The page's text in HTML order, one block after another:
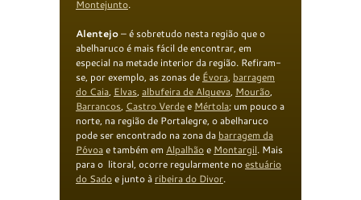
Montejunto.
Alentejo– é sobretudo nesta região que o
abelharuco é mais fácil de encontrar, em
especial na metade interior da região. Refiram-
se, por exemplo, as zonas de Évora, barragem
do Caia, Elvas, albufeira de Alqueva, Mourão,
Barrancos, Castro Verdee Mértola; um pouco a
norte, na região de Portalegre, o abelharuco
pode ser encontrado na zona da barragem da
Póvoae também em Alpalhãoe Montargil. Mais
para o litoral, ocorre regularmente noestuário
do Sadoe junto à ribeira do Divor.